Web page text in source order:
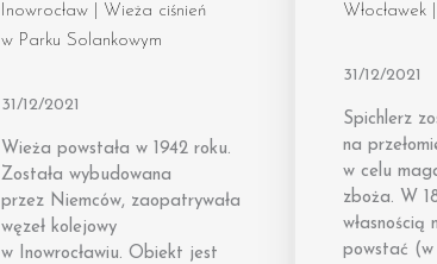
Inowrocław | Wieża ciśnień
w Parku Solankowym
31/12/2021
Wieża powstała w 1942 roku.
Została wybudowana
przez Niemców, zaopatrywała
węzeł kolejowy
w Inowrocławiu. Obiekt jest
Włocławek
31/12/2021
Spichlerz
na
w celu
zboża. W
własnością
powstać (w